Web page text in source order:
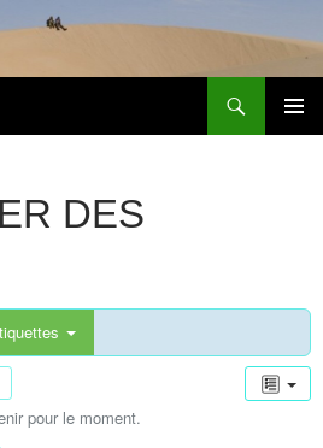
DES
pour le moment.